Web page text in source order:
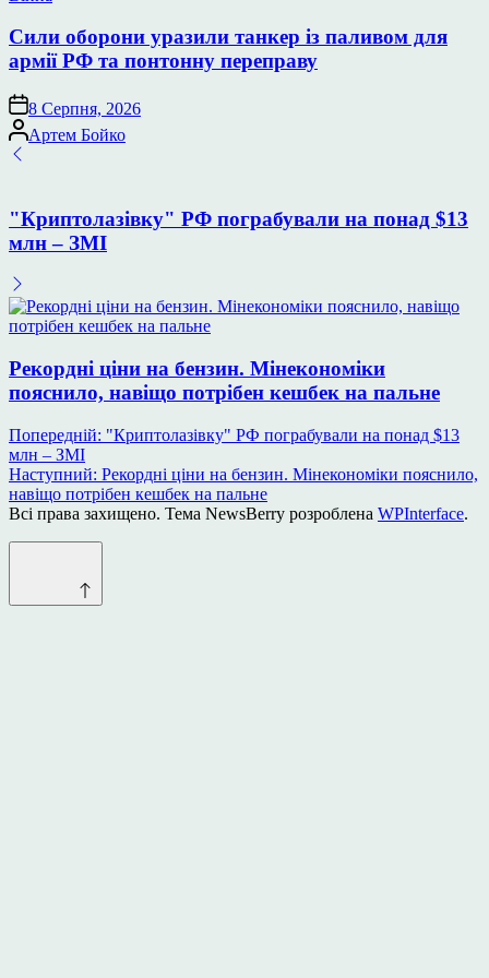
Сили оборони уразили танкер із паливом для
армії РФ та понтонну переправу
8 Серпня, 2026
Опубліковано
Артем Бойко
"Криптолазівку" РФ пограбували на понад $13
млн – ЗМІ
Рекордні ціни на бензин. Мінекономіки
пояснило, навіщо потрібен кешбек на пальне
Навігація
записів
Попередній: "Криптолазівку" РФ пограбували на понад $13
млн – ЗМІ
Наступний: Рекордні ціни на бензин. Мінекономіки пояснило,
навіщо потрібен кешбек на пальне
Всі права захищено. Тема NewsBerry розроблена WPInterface.